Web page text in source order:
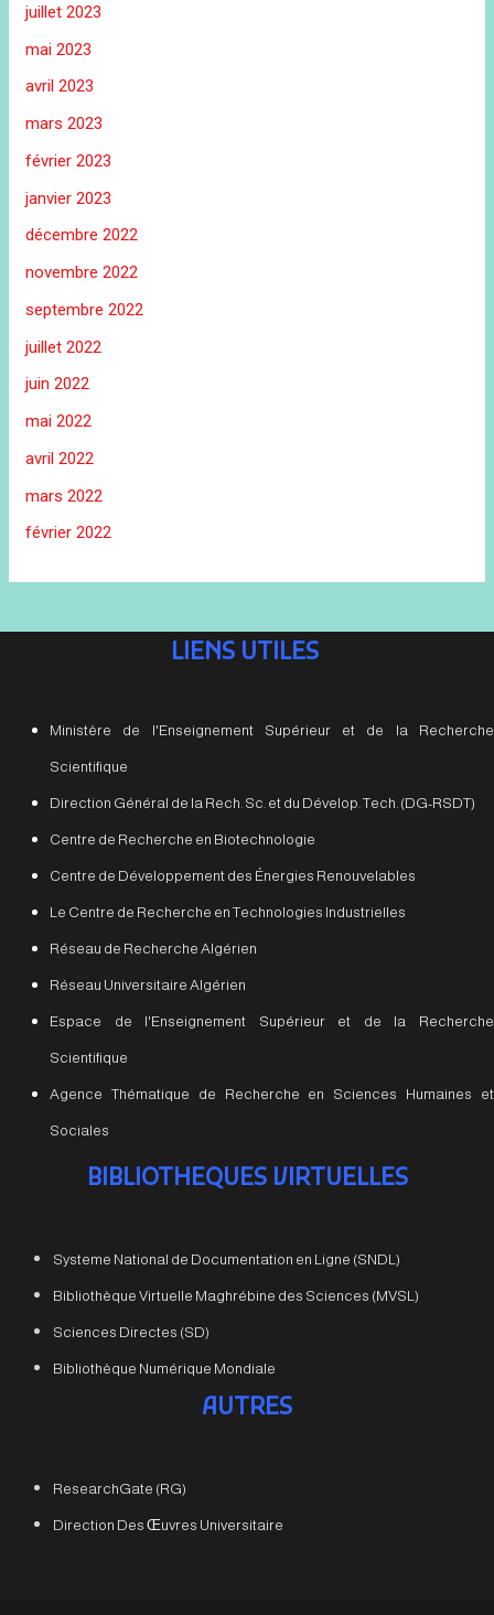
juillet 2023
mai 2023
avril 2023
mars 2023
février 2023
janvier 2023
décembre 2022
novembre 2022
septembre 2022
juillet 2022
juin 2022
mai 2022
avril 2022
mars 2022
février 2022
LIENS UTILES
Ministère de l'Enseignement Supérieur et de la Recherche
Scientifique
Direction Général de la Rech. Sc. et du Dévelop. Tech. (DG-RSDT)
Centre de Recherche en Biotechnologie
Centre de Développement des Énergies Renouvelables
Le Centre de Recherche en Technologies Industrielles
Réseau de Recherche Algérien
Réseau Universitaire Algérien
Espace de l'Enseignement Supérieur et de la Recherche
Scientifique
Agence Thématique de Recherche en Sciences Humaines et
Sociales
BIBLIOTHEQUES VIRTUELLES
Systeme National de Documentation en Ligne (SNDL)
Bibliothèque Virtuelle Maghrébine des Sciences (MVSL)
Sciences Directes (SD)
Bibliothèque Numérique Mondiale
AUTRES
ResearchGate (RG)
Direction Des Œuvres Universitaire